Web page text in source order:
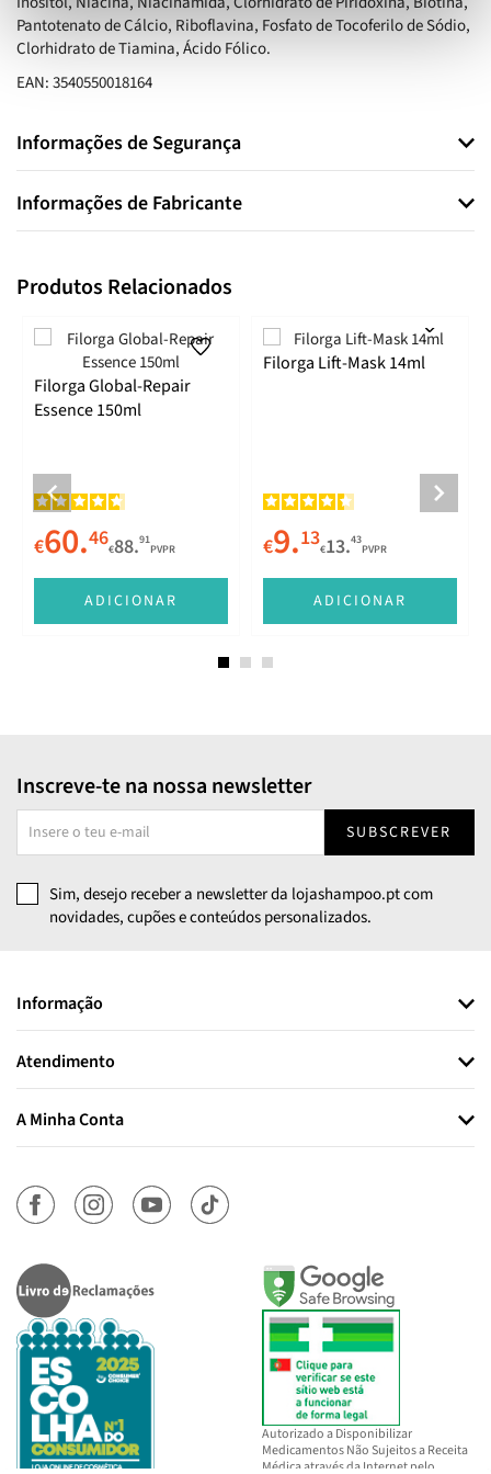
Pantotenato de Cálcio, Riboflavina, Fosfato de Tocoferilo de Sódio,
Clorhidrato de Tiamina, Ácido Fólico.
EAN: 3540550018164
Informações de Segurança
Informações de Fabricante
Produtos Relacionados
Filorga Global-Repair
Essence 150ml
€60.46€88.91
PVPR
ADICIONAR
Filorga Lift-Mask 14ml
€9.13€13.43
PVPR
ADICIONAR
Inscreve-te na nossa newsletter
SUBSCREVER
Sim, desejo receber a newsletter da lojashampoo.pt com
novidades, cupões e conteúdos personalizados.
Informação
Atendimento
A Minha Conta
Autorizado a Disponibilizar
Medicamentos Não Sujeitos a Receita
Médica através da Internet pelo